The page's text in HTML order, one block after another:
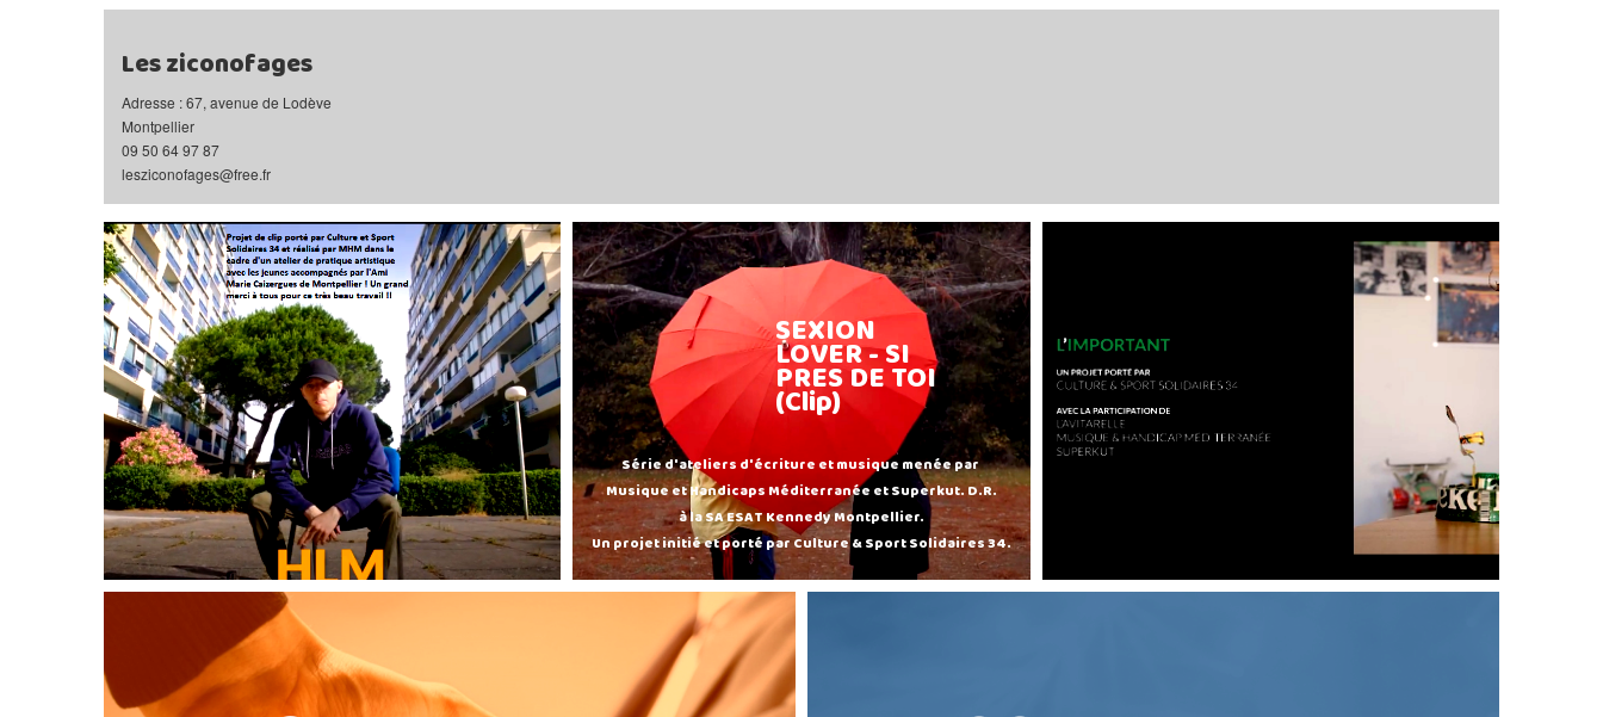
Les ziconofages
Adresse : 67, avenue de Lodève
Montpellier
09 50 64 97 87
lesziconofages@free.fr
SEXION
LOVER - SI
PRES DE TOI
(Clip)
Série d'ateliers d'écriture et musique menée par
Musique et Handicaps Méditerranée et Superkut. D.R.
à la SA ESAT Kennedy Montpellier.
Un projet initié et porté par Culture & Sport Solidaires 34.